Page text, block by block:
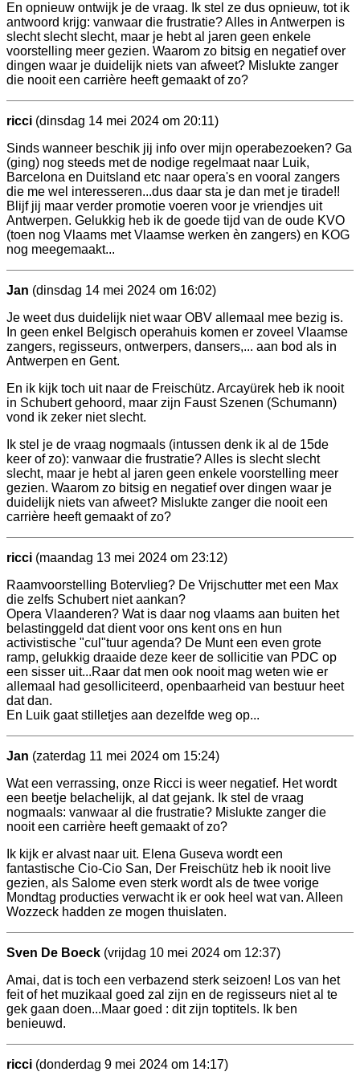
En opnieuw ontwijk je de vraag. Ik stel ze dus opnieuw, tot ik
antwoord krijg: vanwaar die frustratie? Alles in Antwerpen is
slecht slecht slecht, maar je hebt al jaren geen enkele
voorstelling meer gezien. Waarom zo bitsig en negatief over
dingen waar je duidelijk niets van afweet? Mislukte zanger
die nooit een carrière heeft gemaakt of zo?
ricci (dinsdag 14 mei 2024 om 20:11)
Sinds wanneer beschik jij info over mijn operabezoeken? Ga
(ging) nog steeds met de nodige regelmaat naar Luik,
Barcelona en Duitsland etc naar opera's en vooral zangers
die me wel interesseren...dus daar sta je dan met je tirade!!
Blijf jij maar verder promotie voeren voor je vriendjes uit
Antwerpen. Gelukkig heb ik de goede tijd van de oude KVO
(toen nog Vlaams met Vlaamse werken èn zangers) en KOG
nog meegemaakt...
Jan (dinsdag 14 mei 2024 om 16:02)
Je weet dus duidelijk niet waar OBV allemaal mee bezig is.
In geen enkel Belgisch operahuis komen er zoveel Vlaamse
zangers, regisseurs, ontwerpers, dansers,... aan bod als in
Antwerpen en Gent.
En ik kijk toch uit naar de Freischütz. Arcayürek heb ik nooit
in Schubert gehoord, maar zijn Faust Szenen (Schumann)
vond ik zeker niet slecht.
Ik stel je de vraag nogmaals (intussen denk ik al de 15de
keer of zo): vanwaar die frustratie? Alles is slecht slecht
slecht, maar je hebt al jaren geen enkele voorstelling meer
gezien. Waarom zo bitsig en negatief over dingen waar je
duidelijk niets van afweet? Mislukte zanger die nooit een
carrière heeft gemaakt of zo?
ricci (maandag 13 mei 2024 om 23:12)
Raamvoorstelling Botervlieg? De Vrijschutter met een Max
die zelfs Schubert niet aankan?
Opera Vlaanderen? Wat is daar nog vlaams aan buiten het
belastinggeld dat dient voor ons kent ons en hun
activistische "cul"tuur agenda? De Munt een even grote
ramp, gelukkig draaide deze keer de sollicitie van PDC op
een sisser uit...Raar dat men ook nooit mag weten wie er
allemaal had gesolliciteerd, openbaarheid van bestuur heet
dat dan.
En Luik gaat stilletjes aan dezelfde weg op...
Jan (zaterdag 11 mei 2024 om 15:24)
Wat een verrassing, onze Ricci is weer negatief. Het wordt
een beetje belachelijk, al dat gejank. Ik stel de vraag
nogmaals: vanwaar al die frustratie? Mislukte zanger die
nooit een carrière heeft gemaakt of zo?
Ik kijk er alvast naar uit. Elena Guseva wordt een
fantastische Cio-Cio San, Der Freischütz heb ik nooit live
gezien, als Salome even sterk wordt als de twee vorige
Mondtag producties verwacht ik er ook heel wat van. Alleen
Wozzeck hadden ze mogen thuislaten.
Sven De Boeck (vrijdag 10 mei 2024 om 12:37)
Amai, dat is toch een verbazend sterk seizoen! Los van het
feit of het muzikaal goed zal zijn en de regisseurs niet al te
gek gaan doen...Maar goed : dit zijn toptitels. Ik ben
benieuwd.
ricci (donderdag 9 mei 2024 om 14:17)